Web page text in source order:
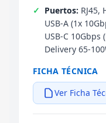
Puertos: RJ45,
USB-A (1x
USB-C
Delivery 65-
FICHA TÉCNICA
Ver Ficha